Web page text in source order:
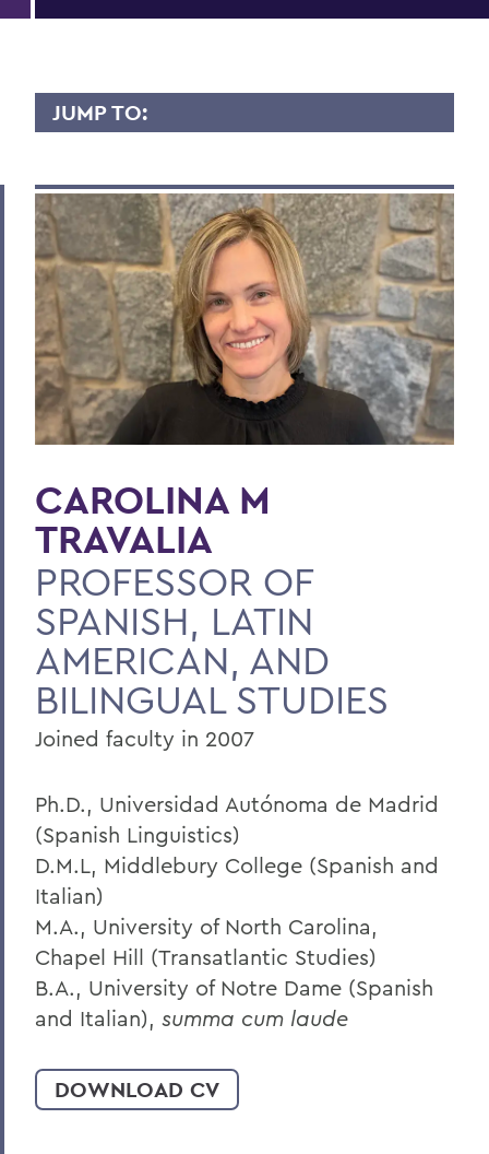
JUMP TO:
Overview
Contact
Scholarly Interest
Teaching Experience
Research
Courses Taught
/images/news/Spanish-for-Kids-
00701.jpeg Teaching Spanish at the
Geneva Public Library with Prof. May
Farnsworth
BACK TO:
Home
Faculty Landing Page
CAROLINA M
TRAVALIA
PROFESSOR OF
SPANISH, LATIN
AMERICAN, AND
BILINGUAL STUDIES
Joined faculty in 2007
Ph.D., Universidad Autónoma de Madrid
(Spanish Linguistics)
D.M.L, Middlebury College (Spanish and
Italian)
M.A., University of North Carolina,
Chapel Hill (Transatlantic Studies)
B.A., University of Notre Dame (Spanish
and Italian), summa cum laude
DOWNLOAD CV